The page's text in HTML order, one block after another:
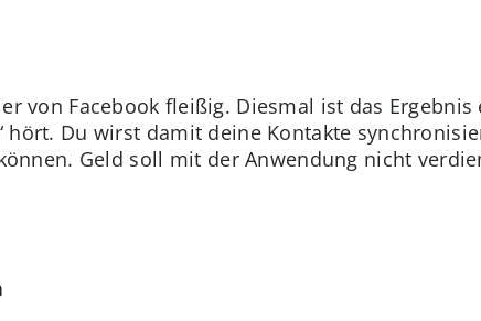
von Facebook fleißig. Diesmal ist das
hört. Du wirst damit deine Kontakte
Geld soll mit der Anwendung nicht